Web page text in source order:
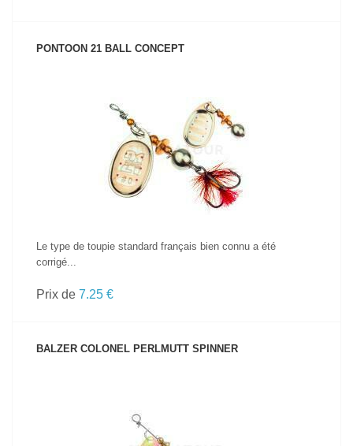
PONTOON 21 BALL CONCEPT
VOIR LE PRODUIT
Le type de toupie standard français bien connu a été
corrigé...
Prix de 7.25 €
BALZER COLONEL PERLMUTT SPINNER
VOIR LE PRODUIT